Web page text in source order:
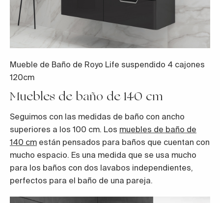
Mueble de Baño de Royo Life suspendido 4 cajones
120cm
Muebles de baño de 140 cm
Seguimos con las medidas de baño con ancho
superiores a los 100 cm. Los muebles de baño de
140 cm están pensados para baños que cuentan con
mucho espacio. Es una medida que se usa mucho
para los baños con dos lavabos independientes,
perfectos para el baño de una pareja.